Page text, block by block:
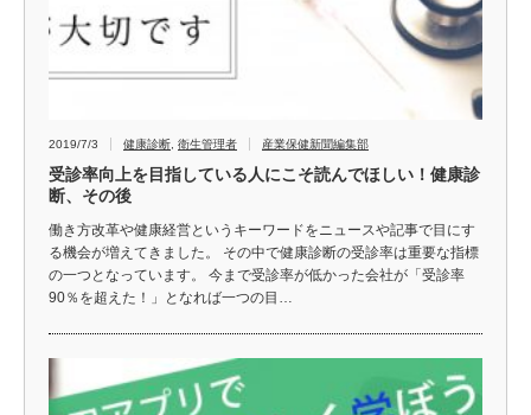
2019/7/3 健康診断 衛生管理者 産業保健新聞編集部
受診率向上を目指している人にこそ読んでほしい！健康診
断、その後
働き方改革や健康経営というキーワードをニュースや記事で目にす
る機会が増えてきました。 その中で健康診断の受診率は重要な指標
の一つとなっています。 今まで受診率が低かった会社が「受診率
90％を超えた！」となれば一つの目…